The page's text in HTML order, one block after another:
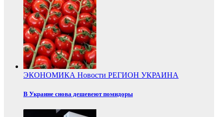
ЭКОНОМИКА Новости РЕГИОН УКРАИНА
В Украине снова дешевеют помидоры